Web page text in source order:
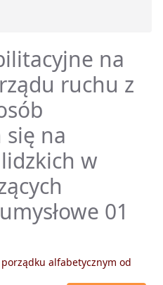
na
ruchu z
się na
w
01
alfabetycznym od